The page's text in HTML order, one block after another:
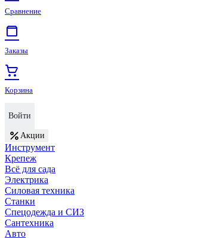
Сравнение
Заказы
Корзина
Войти
Акции
Инструмент
Крепеж
Всё для сада
Электрика
Силовая техника
Станки
Спецодежда и СИЗ
Сантехника
Авто